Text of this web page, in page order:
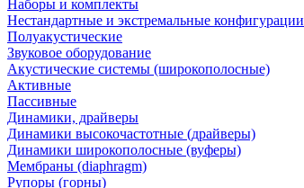
Наборы и комплекты
Нестандартные и экстремальные конфигурации
Полуакустические
Звуковое оборудование
Акустические системы (широкополосные)
Активные
Пассивные
Динамики, драйверы
Динамики высокочастотные (драйверы)
Динамики широкополосные (вуферы)
Мембраны (diaphragm)
Рупоры (горны)